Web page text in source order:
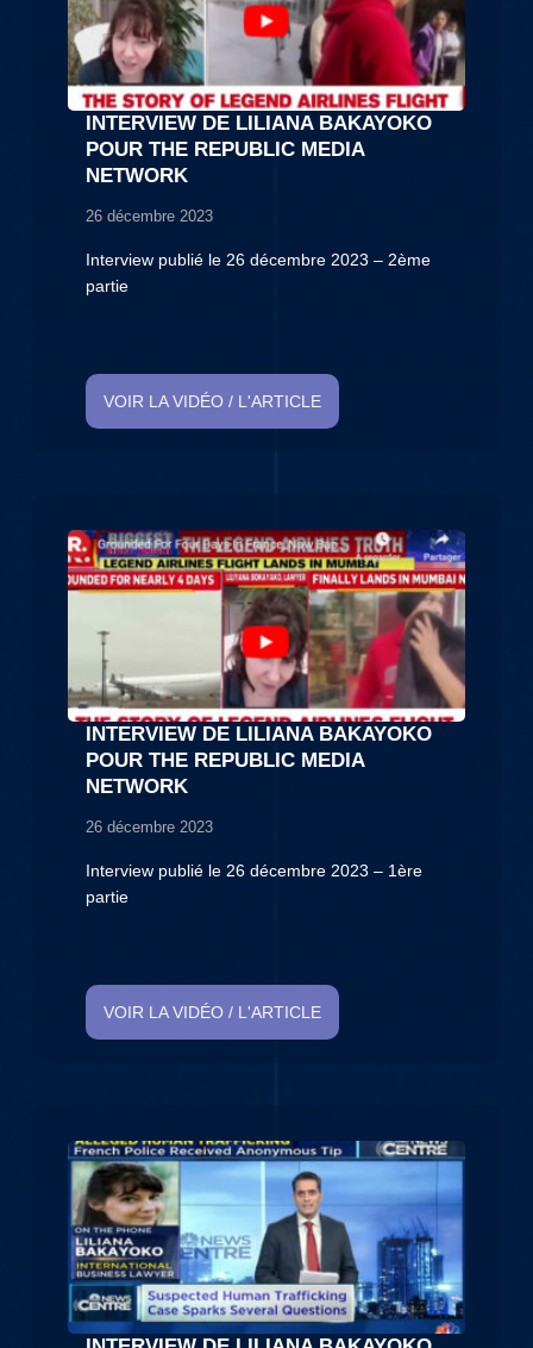
INTERVIEW DE LILIANA BAKAYOKO
POUR THE REPUBLIC MEDIA
NETWORK
26 décembre 2023
Interview publié le 26 décembre 2023 – 2ème
partie
VOIR LA VIDÉO / L'ARTICLE
INTERVIEW DE LILIANA BAKAYOKO
POUR THE REPUBLIC MEDIA
NETWORK
26 décembre 2023
Interview publié le 26 décembre 2023 – 1ère
partie
VOIR LA VIDÉO / L'ARTICLE